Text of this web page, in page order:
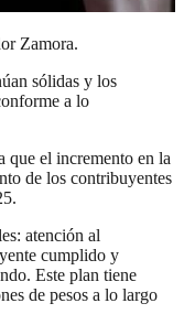
Zamora.
sólidas y los
a lo
que el incremento en la
de los contribuyentes
atención al
cumplido y
Este plan tiene
de pesos a lo largo